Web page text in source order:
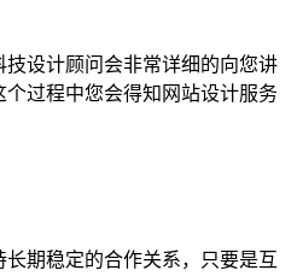
技设计顾问会非常详细的向您讲
过程中您会得知网站设计服务
期稳定的合作关系，只要是互